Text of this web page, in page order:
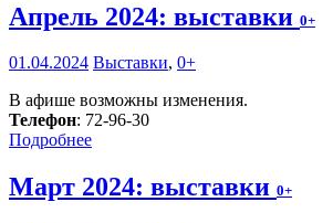
Апрель 2024: выставки 0+
01.04.2024 Выставки, 0+
В афише возможны изменения.
Телефон: 72-96-30
Подробнее
Март 2024: выставки 0+